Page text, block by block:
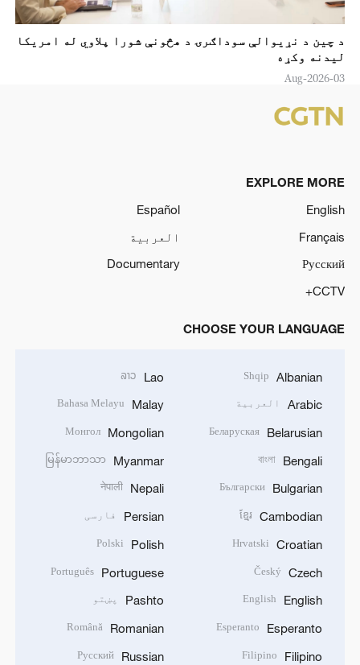
د چين د نړيوالې سوداګرۍ د هڅونې شورا پلاوي له امریکا
لیدنه وکړه
03-Aug-2026
EXPLORE MORE
English
Español
Français
العربية
Русский
Documentary
CCTV+
CHOOSE YOUR LANGUAGE
Albanian
Shqip
Arabic العربية
Belarusian
Беларуская
Bengali
বাংলা
Bulgarian
Български
Cambodian
ខ្មែរ
Croatian
Hrvatski
Czech
Český
English
English
Esperanto
Esperanto
Filipino
Filipino
Lao
ລາວ
Malay
Bahasa Melayu
Mongolian
Монгол
Myanmar
မြန်မာဘာသာ
Nepali
नेपाली
Persian فارسی
Polish
Polski
Portuguese
Português
Pashto پښتو
Romanian
Română
Russian
Русский